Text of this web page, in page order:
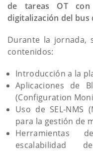
de tareas OT
digitalización del bus
Durante la jornada,
contenidos:
Introducción a la
Aplicaciones de
(Configuration
Uso de SEL-NMS
para la gestión de
Herramientas
escalabilidad